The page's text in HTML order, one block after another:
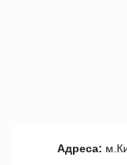
Адреса: